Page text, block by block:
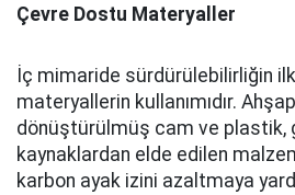
Çevre Dostu Materyaller
İç mimaride sürdürülebilirliğin
materyallerin kullanımıdır.
dönüştürülmüş cam ve plastik,
kaynaklardan elde edilen
karbon ayak izini azaltmaya